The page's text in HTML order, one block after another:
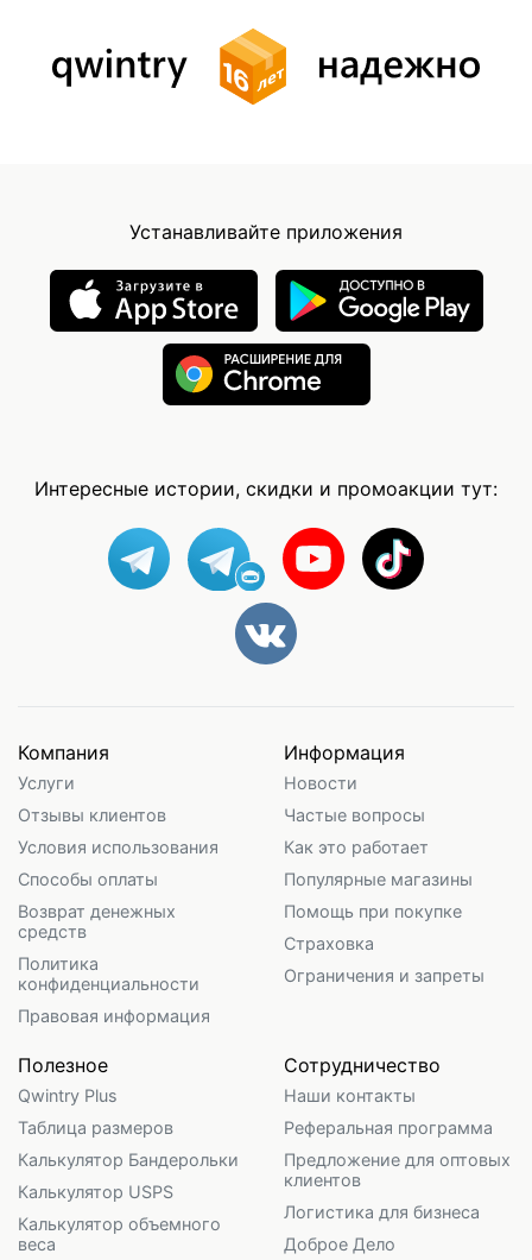
Устанавливайте приложения
Интересные истории, скидки и промоакции тут:
Компания
Услуги
Отзывы клиентов
Условия использования
Способы оплаты
Возврат денежных
средств
Политика
конфиденциальности
Правовая информация
Информация
Новости
Частые вопросы
Как это работает
Популярные магазины
Помощь при покупке
Страховка
Ограничения и запреты
Полезное
Qwintry Plus
Таблица размеров
Калькулятор Бандерольки
Калькулятор USPS
Калькулятор объемного
веса
Сотрудничество
Наши контакты
Реферальная программа
Предложение для оптовых
клиентов
Логистика для бизнеса
Доброе Дело